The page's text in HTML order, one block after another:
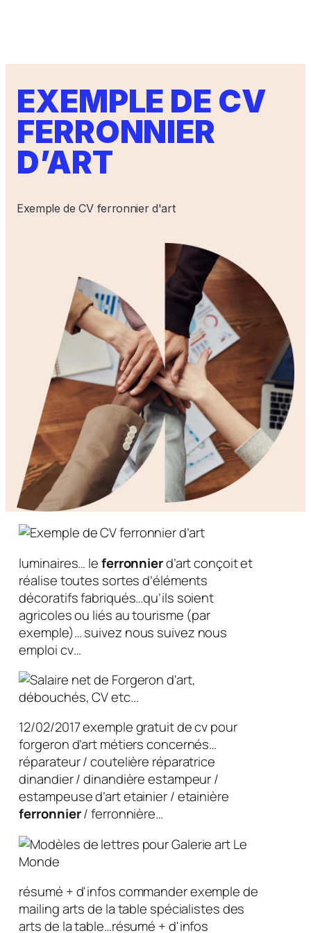
EXEMPLE DE CV
FERRONNIER
D’ART
Exemple de CV ferronnier d'art
luminaires… leferronnierd’art conçoit et
réalise toutes sortes d’éléments
décoratifs fabriqués…qu’ils soient
agricoles ou liés au tourisme (par
exemple)… suivez nous suivez nous
emploi cv…
12/02/2017 exemple gratuit de cv pour
forgeron d’art métiers concernés…
réparateur / coutelière réparatrice
dinandier / dinandière estampeur /
estampeuse d’art etainier / etainière
ferronnier/ ferronnière…
résumé + d'infos commander exemple de
mailing arts de la table spécialistes des
arts de la table…résumé + d'infos